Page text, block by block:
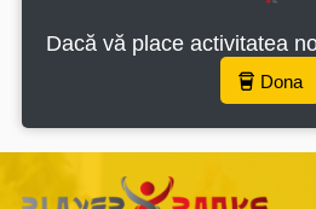
Dacă vă place activitatea
Dona